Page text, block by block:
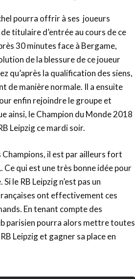
pourra offrir à ses joueurs
titulaire d’entrée au cours de ce
30 minutes face à Bergame,
de la blessure de ce joueur
qu’après la qualification des siens,
de manière normale. Il a ensuite
enfin rejoindre le groupe et
ainsi, le Champion du Monde 2018
Leipzig ce mardi soir.
Champions, il est par ailleurs fort
Ce qui est une très bonne idée pour
le RB Leipzig n’est pas un
ont effectivement ces
En tenant compte des
parisien pourra alors mettre toutes
Leipzig et gagner sa place en